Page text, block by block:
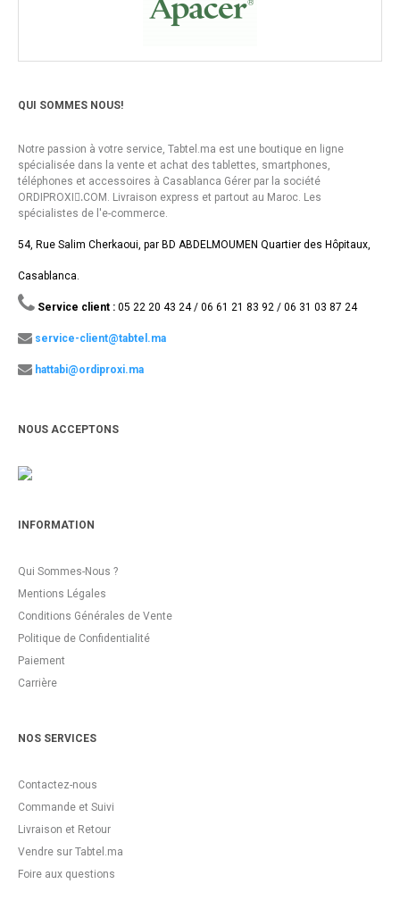
QUI SOMMES NOUS!
Notre passion à votre service, Tabtel.ma est une boutique en ligne
spécialisée dans la vente et achat des tablettes, smartphones,
téléphones et accessoires à Casablanca Gérer par la société
ORDIPROXI.ِCOM. Livraison express et partout au Maroc. Les
spécialistes de l'e-commerce.
54, Rue Salim Cherkaoui, par BD ABDELMOUMEN Quartier des Hôpitaux,
Casablanca.
Service client : 05 22 20 43 24 / 06 61 21 83 92 / 06 31 03 87 24
service-client@tabtel.ma
hattabi@ordiproxi.ma
NOUS ACCEPTONS
INFORMATION
Qui Sommes-Nous ?
Mentions Légales
Conditions Générales de Vente
Politique de Confidentialité
Paiement
Carrière
NOS SERVICES
Contactez-nous
Commande et Suivi
Livraison et Retour
Vendre sur Tabtel.ma
Foire aux questions